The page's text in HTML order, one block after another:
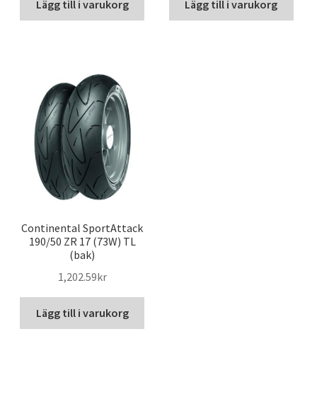
Lägg till i varukorg Lägg till i varukorg
Continental SportAttack
190/50 ZR 17 (73W) TL
(bak)
1,202.59kr
Lägg till i varukorg